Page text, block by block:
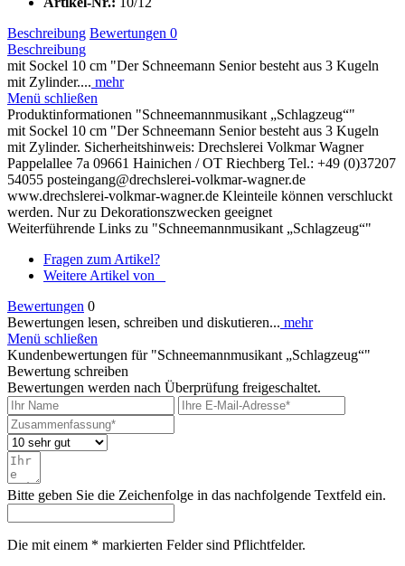
Beschreibung Bewertungen 0
Beschreibung
mit Sockel 10 cm "Der Schneemann Senior besteht aus 3 Kugeln
mit Zylinder.... mehr
Menü schließen
Produktinformationen "Schneemannmusikant „Schlagzeug“"
mit Sockel 10 cm "Der Schneemann Senior besteht aus 3 Kugeln
mit Zylinder. Sicherheitshinweis: Drechslerei Volkmar Wagner
Pappelallee 7a 09661 Hainichen / OT Riechberg Tel.: +49 (0)37207
54055 posteingang@drechslerei-volkmar-wagner.de
www.drechslerei-volkmar-wagner.de Kleinteile können verschluckt
werden. Nur zu Dekorationszwecken geeignet
Weiterführende Links zu "Schneemannmusikant „Schlagzeug“"
Fragen zum Artikel?
Weitere Artikel von _
Bewertungen 0
Bewertungen lesen, schreiben und diskutieren... mehr
Menü schließen
Kundenbewertungen für "Schneemannmusikant „Schlagzeug“"
Bewertung schreiben
Bewertungen werden nach Überprüfung freigeschaltet.
Bitte geben Sie die Zeichenfolge in das nachfolgende Textfeld ein.
Die mit einem * markierten Felder sind Pflichtfelder.